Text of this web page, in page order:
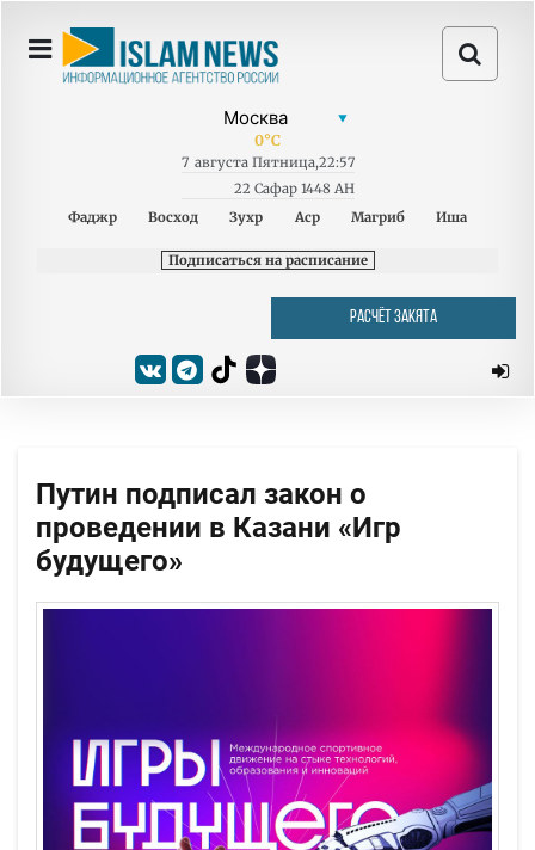
0°C
7 августа Пятница,22:57
22 Сафар 1448 AH
Фаджр
Восход Зухр Аср Магриб Иша
Подписаться на расписание
РАСЧЁТ ЗАКЯТА
Путин подписал закон о
проведении в Казани «Игр
будущего»